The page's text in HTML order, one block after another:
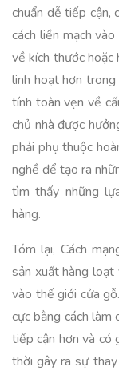
chuẩn dễ tiếp cận,
cách liền mạch
về kích thước hoặc
linh hoạt hơn
tính toàn vẹn về
chủ nhà được
phải phụ thuộc
nghề để tạo ra
tìm thấy những
hàng.
Tóm lại, Cách
sản xuất hàng loạt
vào thế giới cửa
cực bằng cách
tiếp cận hơn và có
thời gây ra sự